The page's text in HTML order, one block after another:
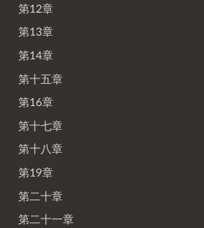
第12章
第13章
第14章
第十五章
第16章
第十七章
第十八章
第19章
第二十章
第二十一章